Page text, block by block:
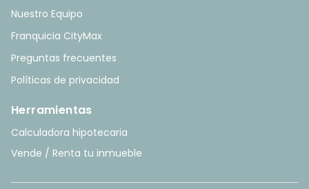
Nuestro Equipo
Franquicia CityMax
Preguntas frecuentes
Políticas de privacidad
Herramientas
Calculadora hipotecaria
Vende / Renta tu inmueble